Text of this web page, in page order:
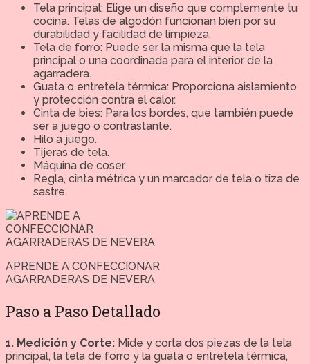
Tela principal: Elige un diseño que complemente tu
cocina. Telas de algodón funcionan bien por su
durabilidad y facilidad de limpieza.
Tela de forro: Puede ser la misma que la tela
principal o una coordinada para el interior de la
agarradera.
Guata o entretela térmica: Proporciona aislamiento
y protección contra el calor.
Cinta de bies: Para los bordes, que también puede
ser a juego o contrastante.
Hilo a juego.
Tijeras de tela.
Máquina de coser.
Regla, cinta métrica y un marcador de tela o tiza de
sastre.
APRENDE A CONFECCIONAR
AGARRADERAS DE NEVERA
Paso a Paso Detallado
1. Medición y Corte: Mide y corta dos piezas de la tela
principal, la tela de forro y la guata o entretela térmica,